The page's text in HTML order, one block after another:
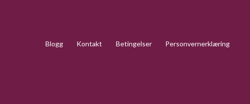
Blogg Kontakt Betingelser Personvernerklæring